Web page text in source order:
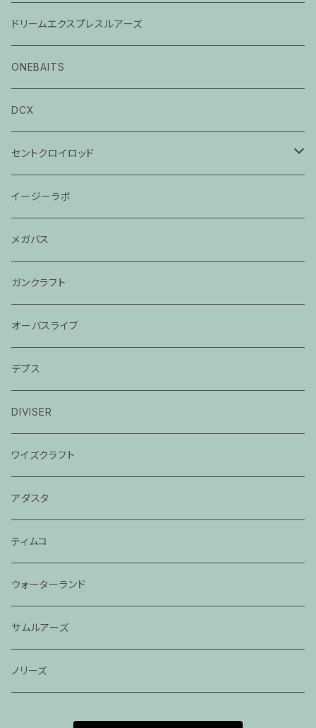
ドリームエクスプレスルアーズ
ONEBAITS
DCX
セントクロイロッド
ビクトリー
レジェンドグラス
モジョバス旧モデル
モジョバス
モジョバスグラス
バスエックス
2024モジョバス
2024モジョバスグラス
イージーラボ
メガバス
ガンクラフト
オーバスライブ
デプス
DIVISER
ワイズクラフト
アダスタ
ティムコ
ウォーターランド
サムルアーズ
ノリーズ